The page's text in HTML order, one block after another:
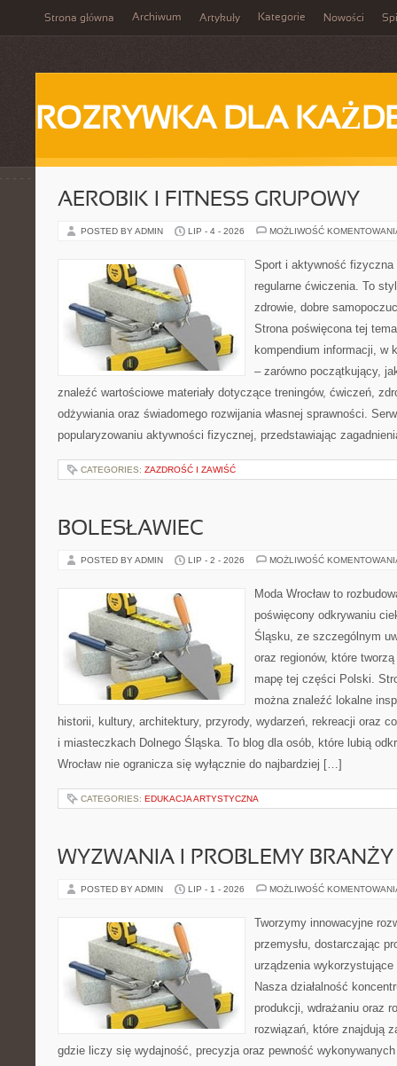
Strona główna Archiwum Artykuły Kategorie Nowości
ROZRYWKA DLA
AEROBIK I FITNESS GRUPOWY
POSTED BY ADMIN LIP - 4 - 2026 MOŻLIWOŚĆ
Sport i aktywność
regularne ćwiczenia. To
zdrowie, dobre
Strona poświęcona tej
kompendium informacji, w
– zarówno początkujący,
znaleźć wartościowe materiały dotyczące treningów, ćwiczeń,
odżywiania oraz świadomego rozwijania własnej sprawności.
popularyzowaniu aktywności fizycznej, przedstawiając
CATEGORIES: ZAZDROŚĆ I ZAWIŚĆ
BOLESŁAWIEC
POSTED BY ADMIN LIP - 2 - 2026 MOŻLIWOŚĆ
Moda Wrocław to
poświęcony odkrywaniu
Śląsku, ze szczególnym
oraz regionów, które
mapę tej części Polski.
można znaleźć lokalne
historii, kultury, architektury, przyrody, wydarzeń, rekreacji oraz
i miasteczkach Dolnego Śląska. To blog dla osób, które lubią
Wrocław nie ogranicza się wyłącznie do najbardziej […]
CATEGORIES: EDUKACJA ARTYSTYCZNA
WYZWANIA I PROBLEMY BRANŻY
POSTED BY ADMIN LIP - 1 - 2026 MOŻLIWOŚĆ
Tworzymy innowacyjne
przemysłu, dostarczając
urządzenia
Nasza działalność
produkcji, wdrażaniu oraz
rozwiązań, które znajdują
gdzie liczy się wydajność, precyzja oraz pewność